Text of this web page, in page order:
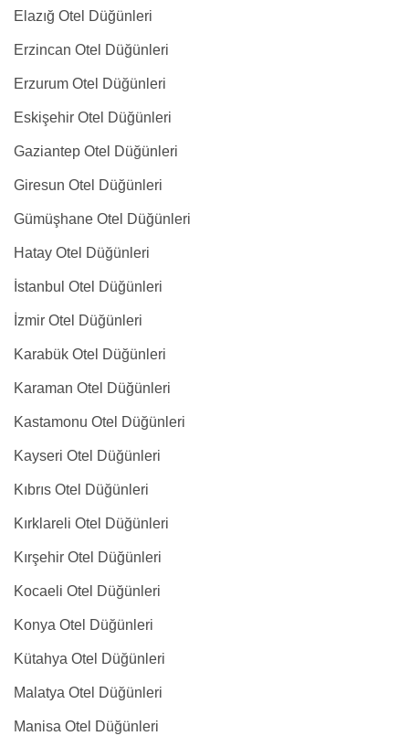
Elazığ Otel Düğünleri
Erzincan Otel Düğünleri
Erzurum Otel Düğünleri
Eskişehir Otel Düğünleri
Gaziantep Otel Düğünleri
Giresun Otel Düğünleri
Gümüşhane Otel Düğünleri
Hatay Otel Düğünleri
İstanbul Otel Düğünleri
İzmir Otel Düğünleri
Karabük Otel Düğünleri
Karaman Otel Düğünleri
Kastamonu Otel Düğünleri
Kayseri Otel Düğünleri
Kıbrıs Otel Düğünleri
Kırklareli Otel Düğünleri
Kırşehir Otel Düğünleri
Kocaeli Otel Düğünleri
Konya Otel Düğünleri
Kütahya Otel Düğünleri
Malatya Otel Düğünleri
Manisa Otel Düğünleri